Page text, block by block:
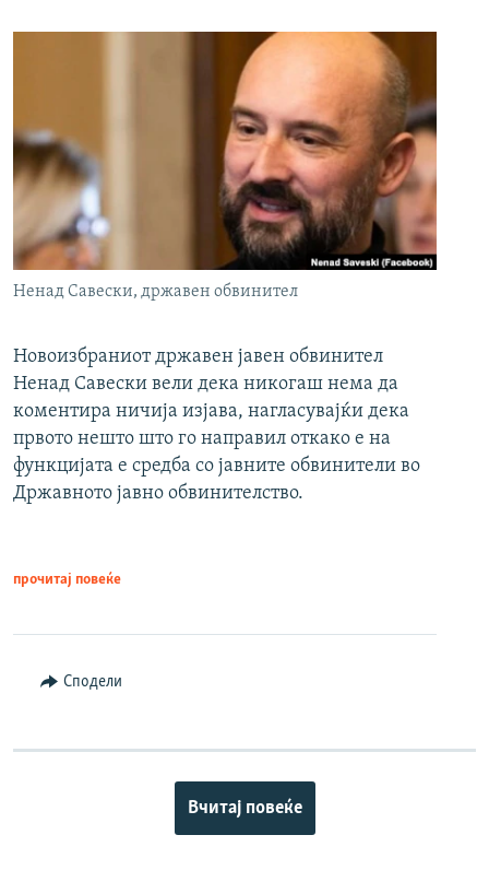
Ненад Савески, државен обвинител
Новоизбраниот државен јавен обвинител
Ненад Савески вели дека никогаш нема да
коментира ничија изјава, нагласувајќи дека
првото нешто што го направил откако е на
функцијата е средба со јавните обвинители во
Државното јавно обвинителство.
прочитај повеќе
Сподели
Вчитај повеќе